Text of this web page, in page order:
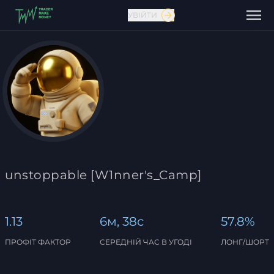
УВІЙТИ
unstoppable [W1nner's_Camp]
1.13
ПРОФІТ ФАКТОР
6м, 38с
СЕРЕДНІЙ ЧАС В УГОДІ
57.8%
ЛОНГ/ШОРТ